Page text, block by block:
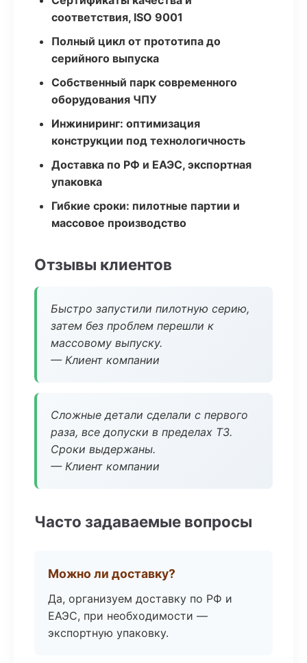
соответствия, ISO 9001
Полный цикл от прототипа до
серийного выпуска
Собственный парк современного
оборудования ЧПУ
Инжиниринг: оптимизация
конструкции под технологичность
Доставка по РФ и ЕАЭС, экспортная
упаковка
Гибкие сроки: пилотные партии и
массовое производство
Отзывы клиентов
Быстро запустили пилотную серию,
затем без проблем перешли к
массовому выпуску.
— Клиент компании
Сложные детали сделали с первого
раза, все допуски в пределах ТЗ.
Сроки выдержаны.
— Клиент компании
Часто задаваемые вопросы
Можно ли доставку?
Да, организуем доставку по РФ и
ЕАЭС, при необходимости —
экспортную упаковку.